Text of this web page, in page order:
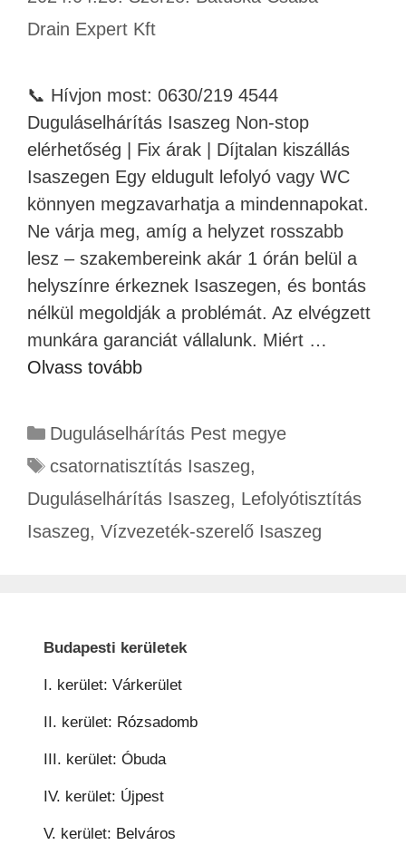
Drain Expert Kft
📞 Hívjon most: 0630/219 4544
Duguláselhárítás Isaszeg Non-stop
elérhetőség | Fix árak | Díjtalan kiszállás
Isaszegen Egy eldugult lefolyó vagy WC
könnyen megzavarhatja a mindennapokat.
Ne várja meg, amíg a helyzet rosszabb
lesz – szakembereink akár 1 órán belül a
helyszínre érkeznek Isaszegen, és bontás
nélkül megoldják a problémát. Az elvégzett
munkára garanciát vállalunk. Miért …
Olvass tovább
Duguláselhárítás Pest megye
csatornatisztítás Isaszeg,
Duguláselhárítás Isaszeg, Lefolyótisztítás
Isaszeg, Vízvezeték-szerelő Isaszeg
Budapesti kerületek
I. kerület: Várkerület
II. kerület: Rózsadomb
III. kerület: Óbuda
IV. kerület: Újpest
V. kerület: Belváros